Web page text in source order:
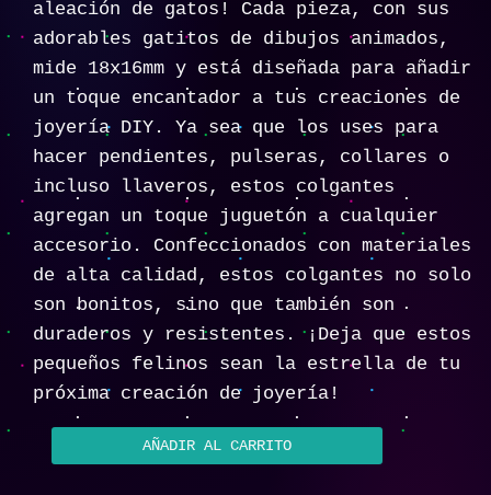
aleación de gatos! Cada pieza, con sus
adorables gatitos de dibujos animados,
mide 18x16mm y está diseñada para añadir
un toque encantador a tus creaciones de
joyería DIY. Ya sea que los uses para
hacer pendientes, pulseras, collares o
incluso llaveros, estos colgantes
agregan un toque juguetón a cualquier
accesorio. Confeccionados con materiales
de alta calidad, estos colgantes no solo
son bonitos, sino que también son
duraderos y resistentes. ¡Deja que estos
pequeños felinos sean la estrella de tu
próxima creación de joyería!
AÑADIR AL CARRITO